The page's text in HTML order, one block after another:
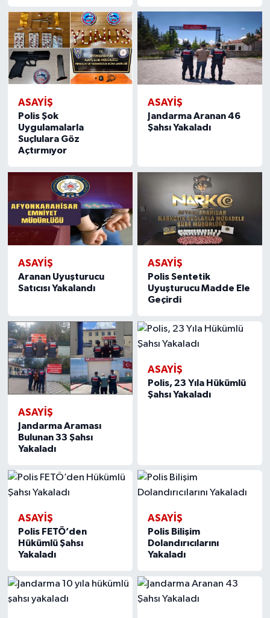
ASAYIŞ
Polis Şok
Uygulamalarla
Suçlulara Göz
Açtırmıyor
ASAYIŞ
Jandarma Aranan 46
Şahsı Yakaladı
ASAYIŞ
Aranan Uyuşturucu
Satıcısı Yakalandı
ASAYIŞ
Polis Sentetik
Uyuşturucu Madde Ele
Geçirdi
ASAYIŞ
Jandarma Araması
Bulunan 33 Şahsı
Yakaladı
ASAYIŞ
Polis, 23 Yıla Hükümlü
Şahsı Yakaladı
ASAYIŞ
Polis FETÖ’den
Hükümlü Şahsı
Yakaladı
ASAYIŞ
Polis Bilişim
Dolandırıcılarını
Yakaladı